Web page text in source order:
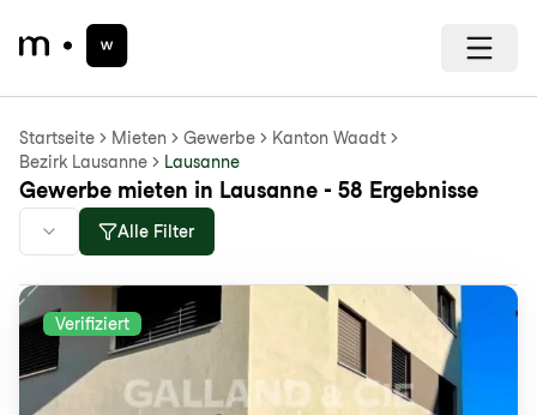
Startseite Mieten Gewerbe
Kanton Waadt
Bezirk Lausanne
Lausanne
Gewerbe mieten in Lausanne - 58 Ergebnisse
Alle Filter
Verifiziert